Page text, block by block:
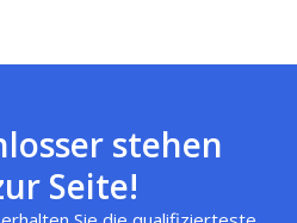
stehen
Seite!